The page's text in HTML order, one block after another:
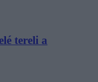
tereli a